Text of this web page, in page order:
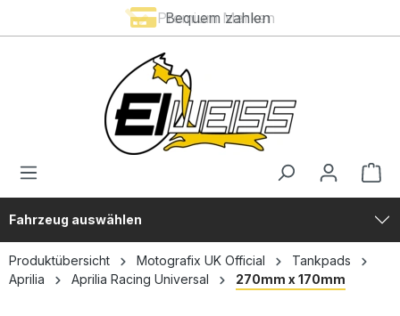
Premium Marken
Bequem zahlen
Fahrzeug auswählen
Produktübersicht Motografix UK Official
Tankpads
Aprilia
Aprilia Racing Universal 270mm x 170mm